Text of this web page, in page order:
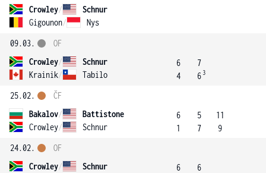
Crowley/
Schnur
Gigounon/ Nys
09.03.
Crowley/
Schnur
Krainik/ Tabilo
OF
6
4
7
6 3
25.02.
Bakalov/
Battistone
Crowley/ Schnur
ČF
6
1
5
7
11
9
24.02.
Crowley/
Schnur
OF
6
6